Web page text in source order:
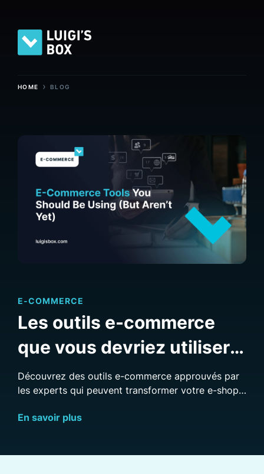
HOME ›BLOG
E-COMMERCE
Les outils e-commerce
que vous devriez utiliser
dès maintenant
Découvrez des outils e-commerce approuvés par
les experts qui peuvent transformer votre e-shop
En savoir plus